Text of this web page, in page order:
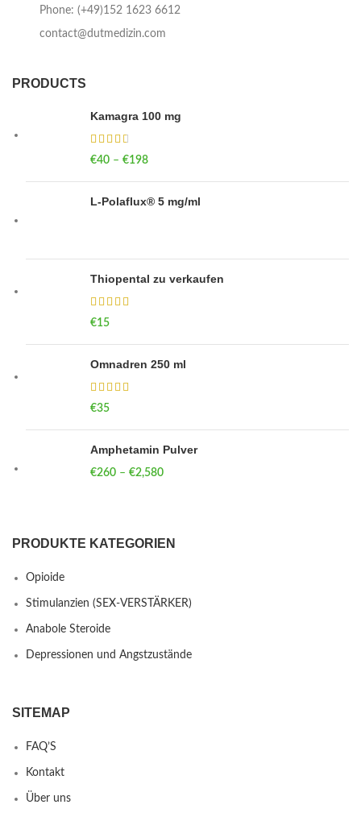
Phone: (+49)152 1623 6612
contact@dutmedizin.com
PRODUCTS
Kamagra 100 mg
€40 – €198
L-Polaflux® 5 mg/ml
Thiopental zu verkaufen
€15
Omnadren 250 ml
€35
Amphetamin Pulver
€260 – €2,580
PRODUKTE KATEGORIEN
Opioide
Stimulanzien (SEX-VERSTÄRKER)
Anabole Steroide
Depressionen und Angstzustände
SITEMAP
FAQ’S
Kontakt
Über uns